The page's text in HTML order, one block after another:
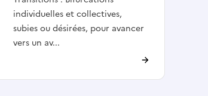
individuelles et collectives,
subies ou désirées, pour avancer
vers un av...